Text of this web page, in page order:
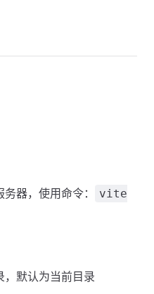
器，使用命令：
vite
，默认为当前目录